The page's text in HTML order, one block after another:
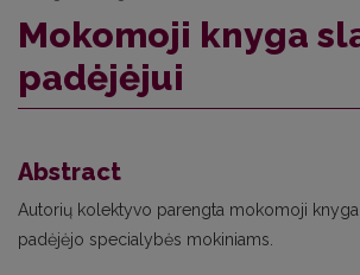
Mokomoji knyga
padėjėjui
Abstract
Autorių kolektyvo parengta mokomoji
padėjėjo specialybės mokiniams.